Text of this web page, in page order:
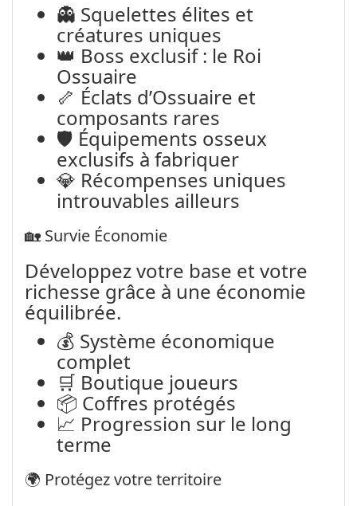
👻 Squelettes élites et
créatures uniques
👑 Boss exclusif : le Roi
Ossuaire
🦴 Éclats d’Ossuaire et
composants rares
🛡️ Équipements osseux
exclusifs à fabriquer
💎 Récompenses uniques
introuvables ailleurs
🏡 Survie Économie
Développez votre base et votre
richesse grâce à une économie
équilibrée.
💰 Système économique
complet
🛒 Boutique joueurs
📦 Coffres protégés
📈 Progression sur le long
terme
🌍 Protégez votre territoire